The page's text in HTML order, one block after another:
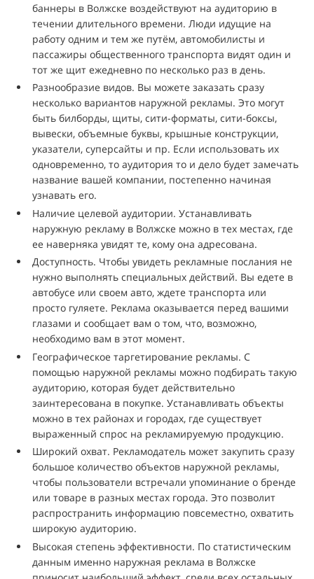
баннеры в Волжске воздействуют на аудиторию в
течении длительного времени. Люди идущие на
работу одним и тем же путём, автомобилисты и
пассажиры общественного транспорта видят один и
тот же щит ежедневно по несколько раз в день.
Разнообразие видов. Вы можете заказать сразу
несколько вариантов наружной рекламы. Это могут
быть билборды, щиты, сити-форматы, сити-боксы,
вывески, объемные буквы, крышные конструкции,
указатели, суперсайты и пр. Если использовать их
одновременно, то аудитория то и дело будет замечать
название вашей компании, постепенно начиная
узнавать его.
Наличие целевой аудитории. Устанавливать
наружную рекламу в Волжске можно в тех местах, где
ее наверняка увидят те, кому она адресована.
Доступность. Чтобы увидеть рекламные послания не
нужно выполнять специальных действий. Вы едете в
автобусе или своем авто, ждете транспорта или
просто гуляете. Реклама оказывается перед вашими
глазами и сообщает вам о том, что, возможно,
необходимо вам в этот момент.
Географическое таргетирование рекламы. С
помощью наружной рекламы можно подбирать такую
аудиторию, которая будет действительно
заинтересована в покупке. Устанавливать объекты
можно в тех районах и городах, где существует
выраженный спрос на рекламируемую продукцию.
Широкий охват. Рекламодатель может закупить сразу
большое количество объектов наружной рекламы,
чтобы пользователи встречали упоминание о бренде
или товаре в разных местах города. Это позволит
распространить информацию повсеместно, охватить
широкую аудиторию.
Высокая степень эффективности. По статистическим
данным именно наружная реклама в Волжске